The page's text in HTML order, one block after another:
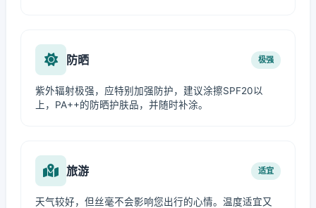
防晒 极强
紫外辐射极强，应特别加强防护，建议涂擦SPF20以
上，PA++的防晒护肤品，并随时补涂。
旅游 适宜
天气较好，但丝毫不会影响您出行的心情。温度适宜又